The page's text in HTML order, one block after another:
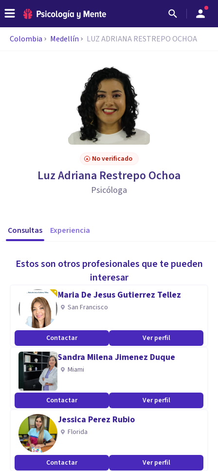
Colombia Medellín LUZ ADRIANA RESTREPO OCHOA
No verificado
Luz Adriana Restrepo Ochoa
Psicóloga
Consultas Experiencia
Estos son otros profesionales que te pueden
interesar
Maria De Jesus Gutierrez Tellez
San Francisco
Contactar Ver perfil
Sandra Milena Jimenez Duque
Miami
Contactar Ver perfil
Jessica Perez Rubio
Florida
Contactar Ver perfil